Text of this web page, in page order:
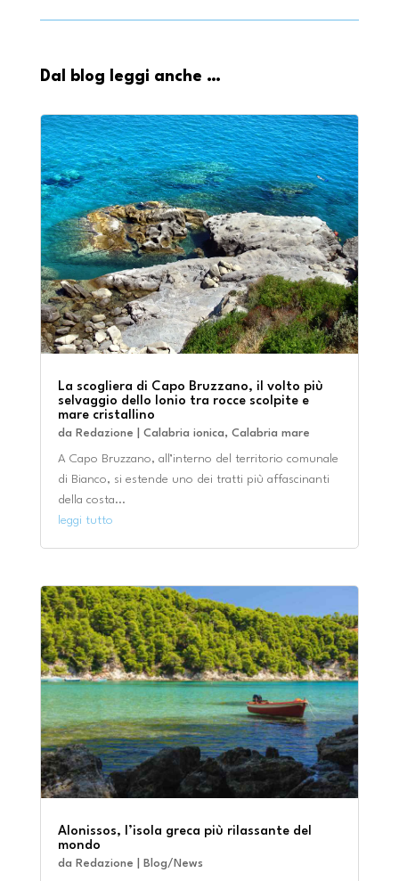
Dal blog leggi anche …
La scogliera di Capo Bruzzano, il volto più
selvaggio dello Ionio tra rocce scolpite e
mare cristallino
da Redazione Calabria ionica, Calabria mare
A Capo Bruzzano, all’interno del territorio comunale
di Bianco, si estende uno dei tratti più affascinanti
della costa...
leggi tutto
Alonissos, l’isola greca più rilassante del
mondo
da Redazione Blog/News